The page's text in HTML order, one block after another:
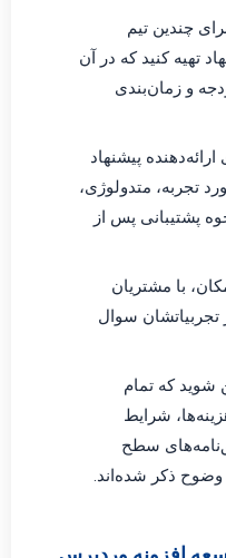
چندین تیم
تهیه کنید که در آن
و زمان‌بندی
ارائه‌دهنده پیشنهاد
تجربه، متدولوژی،
پشتیبانی پس از
با مشتریان
تجربیاتشان سوال
شوید که تمام
شرایط
سطح